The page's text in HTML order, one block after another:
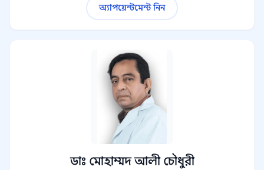
অ্যাপয়েন্টমেন্ট নিন
ডাঃ মোহাম্মদ আলী চৌধুরী